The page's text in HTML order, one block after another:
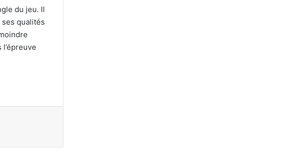
du jeu. Il
qualités